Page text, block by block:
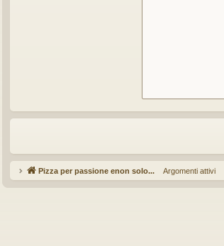
Argomenti attivi
Pizza per passione enon solo...